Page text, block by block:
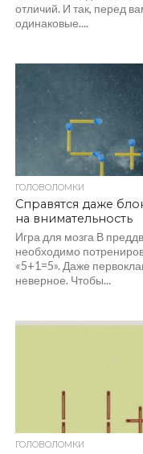
отличий. И так, перед
одинаковые....
ГОЛОВОЛОМКИ
Справятся даже
на внимательность
Игра для мозга В
необходимо
«5+1=5». Даже
неверное. Чтобы...
ГОЛОВОЛОМКИ